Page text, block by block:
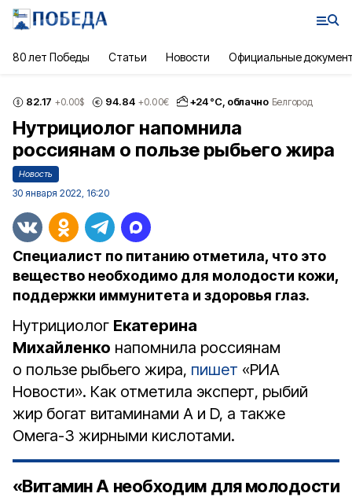
80 лет Победы Статьи Новости Официальные
82.17 +0.00$ 94.84 +0.00€ +24°С, облачно Белгород
Нутрициолог напомнила
россиянам о пользе рыбьего жира
Новость
30 января 2022, 16:20
Специалист по питанию отметила, что это
вещество необходимо для молодости кожи,
поддержки иммунитета и здоровья глаз.
Нутрициолог Екатерина
Михайленко напомнила россиянам
о пользе рыбьего жира, пишет «РИА
Новости». Как отметила эксперт, рыбий
жир богат витаминами A и D, а также
Омега-3 жирными кислотами.
«Витамин А необходим для молодости